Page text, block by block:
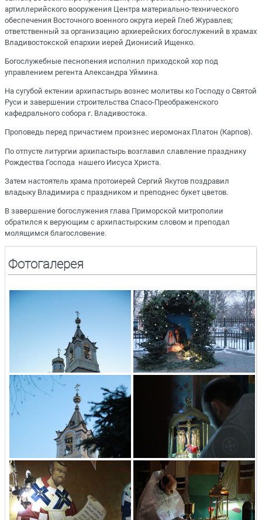
артиллерийского вооружения Центра материально-технического
обеспечения Восточного военного округа иерей Глеб Журавлев;
ответственный за организацию архиерейских богослужений в храмах
Владивостокской епархии иерей Дионисий Ищенко.
Богослужебные песнопения исполнил приходской хор под
управлением регента Александра Уймина.
На сугубой ектении архипастырь вознес молитвы ко Господу о Святой
Руси и завершении строительства Спасо-Преображенского
кафедрального собора г. Владивостока.
Проповедь перед причастием произнес иеромонах Платон (Карпов).
По отпусте литургии архипастырь возглавил славление празднику
Рождества Господа нашего Иисуса Христа.
Затем настоятель храма протоиерей Сергий Якутов поздравил
владыку Владимира с праздником и преподнес букет цветов.
В завершение богослужения глава Приморской митрополии
обратился к верующим с архипастырским словом и преподал
молящимся благословение.
Фотогалерея